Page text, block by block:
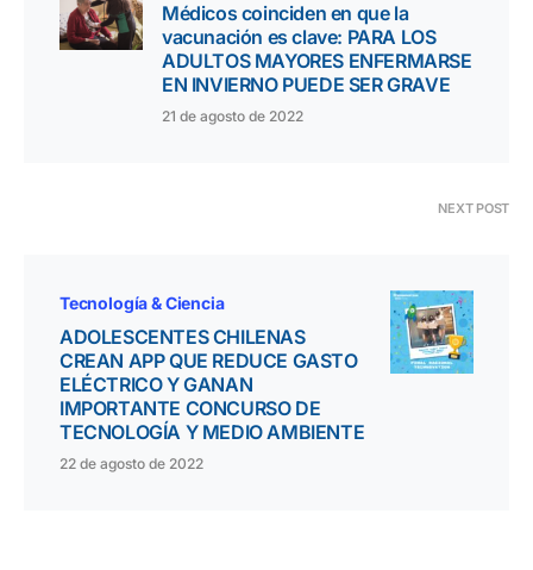
Médicos coinciden en que la
vacunación es clave: PARA LOS
ADULTOS MAYORES ENFERMARSE
EN INVIERNO PUEDE SER GRAVE
21 de agosto de 2022
NEXT POST
Tecnología & Ciencia
ADOLESCENTES CHILENAS
CREAN APP QUE REDUCE GASTO
ELÉCTRICO Y GANAN
IMPORTANTE CONCURSO DE
TECNOLOGÍA Y MEDIO AMBIENTE
22 de agosto de 2022